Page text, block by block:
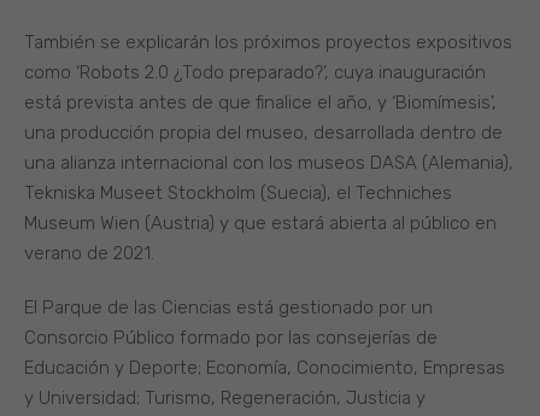
También se explicarán los próximos proyectos expositivos
como ‘Robots 2.0 ¿Todo preparado?’, cuya inauguración
está prevista antes de que finalice el año, y ‘Biomímesis’,
una producción propia del museo, desarrollada dentro de
una alianza internacional con los museos DASA (Alemania),
Tekniska Museet Stockholm (Suecia), el Techniches
Museum Wien (Austria) y que estará abierta al público en
verano de 2021.
El Parque de las Ciencias está gestionado por un
Consorcio Público formado por las consejerías de
Educación y Deporte; Economía, Conocimiento, Empresas
y Universidad; Turismo, Regeneración, Justicia y